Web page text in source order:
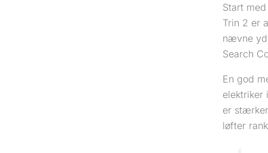
Start
Trin 2 er
nævne
Search
En god
elektriker
er
løfter